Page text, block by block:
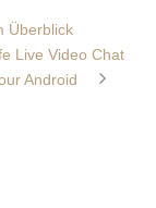
Überblick
Live Video Chat
Android